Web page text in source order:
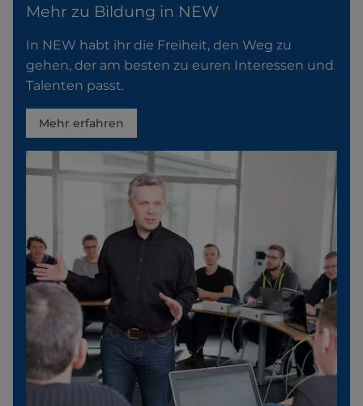
Mehr zu Bildung in NEW
In NEW habt ihr die Freiheit, den Weg zu
gehen, der am besten zu euren Interessen und
Talenten passt.
Mehr erfahren